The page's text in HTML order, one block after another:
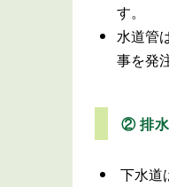
す。
水道管
事を発
② 排水
下水道